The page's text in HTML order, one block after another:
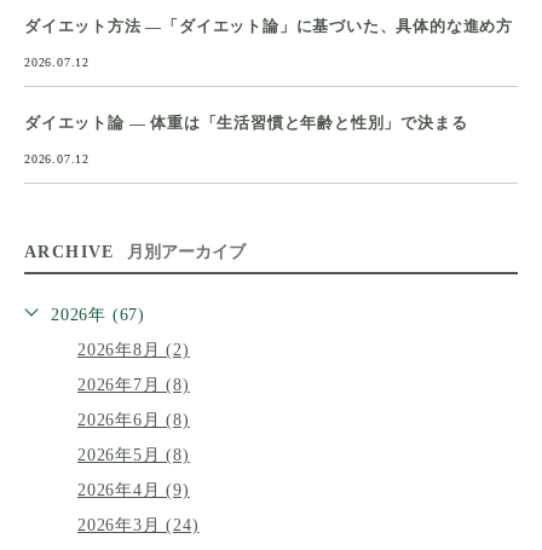
ダイエット方法 ―「ダイエット論」に基づいた、具体的な進め方
2026.07.12
ダイエット論 ― 体重は「生活習慣と年齢と性別」で決まる
2026.07.12
ARCHIVE 月別アーカイブ
2026年 (67)
2026年8月 (2)
2026年7月 (8)
2026年6月 (8)
2026年5月 (8)
2026年4月 (9)
2026年3月 (24)